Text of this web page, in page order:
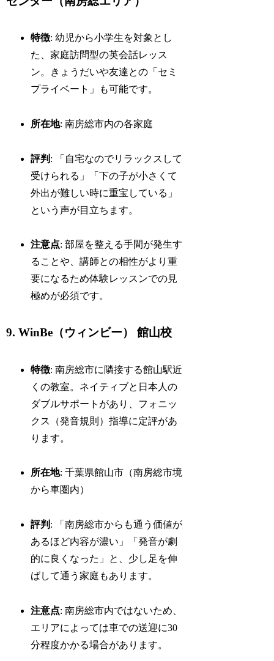
特徴: 幼児から小学生を対象とし
た、家庭訪問型の英会話レッス
ン。きょうだいや友達との「セミ
プライベート」も可能です。
所在地: 南房総市内の各家庭
評判 : 「自宅なのでリラックスして
受けられる」「下の子が小さくて
外出が難しい時に重宝している」
という声が目立ちます。
注意点: 部屋を整える手間が発生す
ることや、講師との相性がより重
要になるため体験レッスンでの見
極めが必須です。
9. WinBe（ウィンビー） 館山校
特徴: 南房総市に隣接する館山駅近
くの教室。ネイティブと日本人の
ダブルサポートがあり、フォニッ
クス（発音規則）指導に定評があ
ります。
所在地: 千葉県館山市（南房総市境
から車圏内）
評判 : 「南房総市からも通う価値が
あるほど内容が濃い」「発音が劇
的に良くなった」と、少し足を伸
ばして通う家庭もあります。
注意点: 南房総市内ではないため、
エリアによっては車での送迎に30
分程度かかる場合があります。